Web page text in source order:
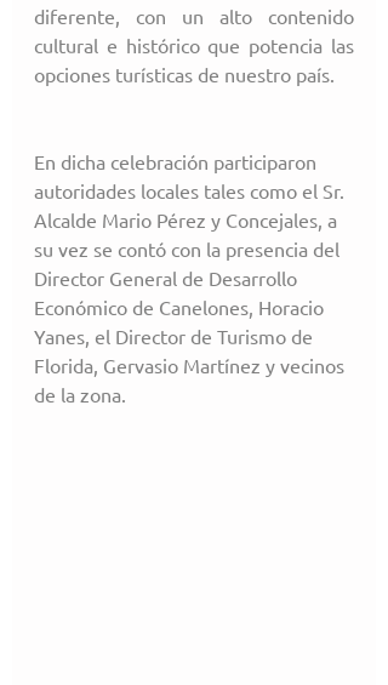
diferente, con un alto contenido
cultural e histórico que potencia las
opciones turísticas de nuestro país.
En dicha celebración participaron
autoridades locales tales como el Sr.
Alcalde Mario Pérez y Concejales, a
su vez se contó con la presencia del
Director General de Desarrollo
Económico de Canelones, Horacio
Yanes, el Director de Turismo de
Florida, Gervasio Martínez y vecinos
de la zona.